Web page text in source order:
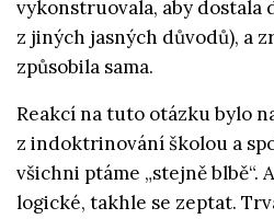
vykonstruovala, aby dostala
z jiných jasných důvodů), a
způsobila sama.
Reakcí na tuto otázku bylo
z indoktrinování školou a
všichni ptáme „stejně blbě“.
logické, takhle se zeptat.